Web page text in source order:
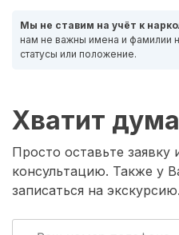
Мы не ставим на учёт к
нам не важны имена и фамилии
статусы или положение.
Хватит
Просто оставьте заявку
консультацию. Также у
записаться на экскурсию.